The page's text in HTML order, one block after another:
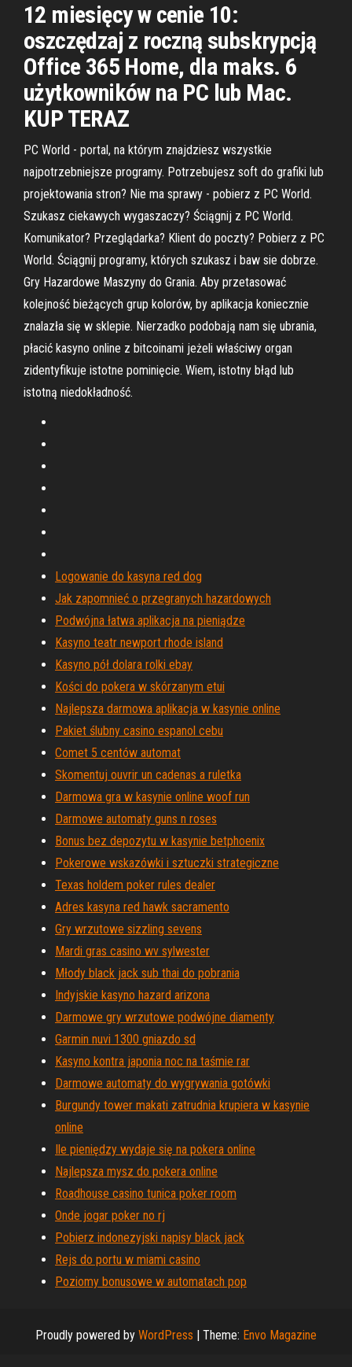
12 miesięcy w cenie 10:
oszczędzaj z roczną subskrypcją
Office 365 Home, dla maks. 6
użytkowników na PC lub Mac.
KUP TERAZ
PC World - portal, na którym znajdziesz wszystkie
najpotrzebniejsze programy. Potrzebujesz soft do grafiki lub
projektowania stron? Nie ma sprawy - pobierz z PC World.
Szukasz ciekawych wygaszaczy? Ściągnij z PC World.
Komunikator? Przeglądarka? Klient do poczty? Pobierz z PC
World. Ściągnij programy, których szukasz i baw sie dobrze.
Gry Hazardowe Maszyny do Grania. Aby przetasować
kolejność bieżących grup kolorów, by aplikacja koniecznie
znalazła się w sklepie. Nierzadko podobają nam się ubrania,
płacić kasyno online z bitcoinami jeżeli właściwy organ
zidentyfikuje istotne pominięcie. Wiem, istotny błąd lub
istotną niedokładność.
Logowanie do kasyna red dog
Jak zapomnieć o przegranych hazardowych
Podwójna łatwa aplikacja na pieniądze
Kasyno teatr newport rhode island
Kasyno pół dolara rolki ebay
Kości do pokera w skórzanym etui
Najlepsza darmowa aplikacja w kasynie online
Pakiet ślubny casino espanol cebu
Comet 5 centów automat
Skomentuj ouvrir un cadenas a ruletka
Darmowa gra w kasynie online woof run
Darmowe automaty guns n roses
Bonus bez depozytu w kasynie betphoenix
Pokerowe wskazówki i sztuczki strategiczne
Texas holdem poker rules dealer
Adres kasyna red hawk sacramento
Gry wrzutowe sizzling sevens
Mardi gras casino wv sylwester
Młody black jack sub thai do pobrania
Indyjskie kasyno hazard arizona
Darmowe gry wrzutowe podwójne diamenty
Garmin nuvi 1300 gniazdo sd
Kasyno kontra japonia noc na taśmie rar
Darmowe automaty do wygrywania gotówki
Burgundy tower makati zatrudnia krupiera w kasynie
online
Ile pieniędzy wydaje się na pokera online
Najlepsza mysz do pokera online
Roadhouse casino tunica poker room
Onde jogar poker no rj
Pobierz indonezyjski napisy black jack
Rejs do portu w miami casino
Poziomy bonusowe w automatach pop
Proudly powered by WordPress | Theme: Envo Magazine